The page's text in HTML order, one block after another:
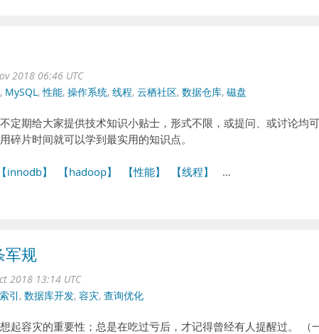
2018 06:46 UTC
, MySQL,性能, 操作系统, 线程, 云栖社区, 数据仓库, 磁盘
定期给大家提供技术知识小贴士，形式不限，或提问、或讨论均
碎片时间就可以学到最实用的知识点。
【innodb】 【hadoop】 【性能】 【线程】
…
军规
2018 13:14 UTC
索引 , 数据库开发, 容灾, 查询优化
起容灾的重要性；总是在吃过亏后，才记得曾经有人提醒过。 （